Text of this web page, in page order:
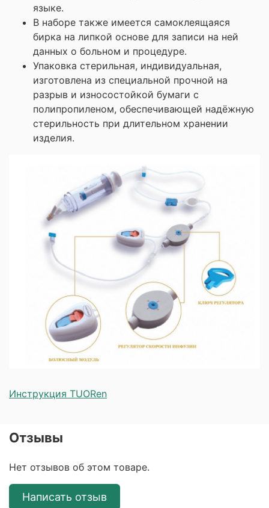
языке.
В наборе также имеется самоклеящаяся
бирка на липкой основе для записи на ней
данных о больном и процедуре.
Упаковка стерильная, индивидуальная,
изготовлена из специальной прочной на
разрыв и износостойкой бумаги с
полипропиленом, обеспечивающей надёжную
стерильность при длительном хранении
изделия.
Инструкция TUORen
Отзывы
Нет отзывов об этом товаре.
Написать отзыв